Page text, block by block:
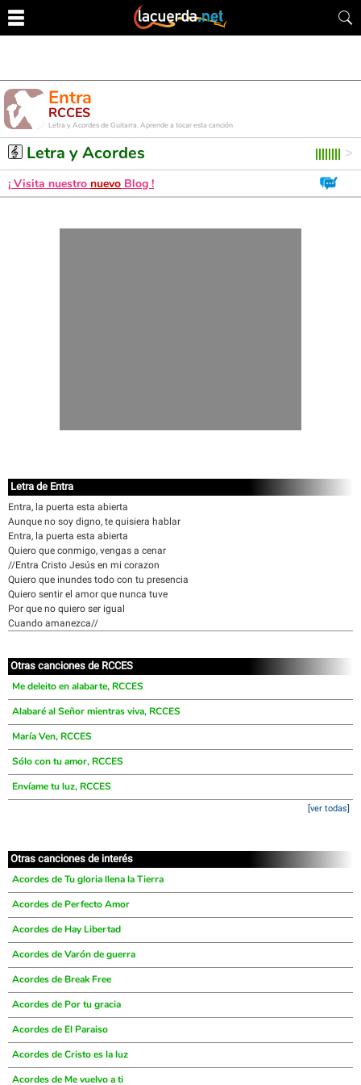
Entra
RCCES
Letra y Acordes de Guitarra. Aprende a tocar esta canción
Letra y Acordes
¡ Visita nuestro nuevo Blog !
Letra de Entra
Entra, la puerta esta abierta
Aunque no soy digno, te quisiera hablar
Entra, la puerta esta abierta
Quiero que conmigo, vengas a cenar
//Entra Cristo Jesús en mi corazon
Quiero que inundes todo con tu presencia
Quiero sentir el amor que nunca tuve
Por que no quiero ser igual
Cuando amanezca//
Otras canciones de RCCES
Me deleito en alabarte, RCCES
Alabaré al Señor mientras viva, RCCES
María Ven, RCCES
Sólo con tu amor, RCCES
Envíame tu luz, RCCES
[ver todas]
Otras canciones de interés
Acordes de Tu gloria llena la Tierra
Acordes de Perfecto Amor
Acordes de Hay Libertad
Acordes de Varón de guerra
Acordes de Break Free
Acordes de Por tu gracia
Acordes de El Paraiso
Acordes de Cristo es la luz
Acordes de Me vuelvo a ti